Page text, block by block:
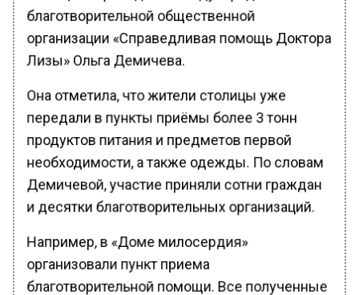
благотворительной общественной
организации «Справедливая помощь Доктора
Лизы» Ольга Демичева.
Она отметила, что жители столицы уже
передали в пункты приёмы более 3 тонн
продуктов питания и предметов первой
необходимости, а также одежды. По словам
Демичевой, участие приняли сотни граждан
и десятки благотворительных организаций.
Например, в «Доме милосердия»
организовали пункт приема
благотворительной помощи. Все полученные